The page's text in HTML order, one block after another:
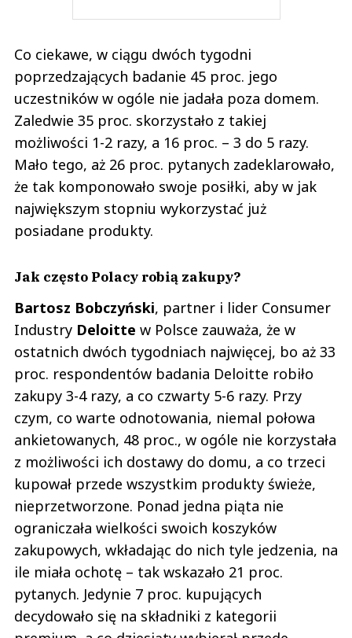
Co ciekawe, w ciągu dwóch tygodni
poprzedzających badanie 45 proc. jego
uczestników w ogóle nie jadała poza domem.
Zaledwie 35 proc. skorzystało z takiej
możliwości 1-2 razy, a 16 proc. – 3 do 5 razy.
Mało tego, aż 26 proc. pytanych zadeklarowało,
że tak komponowało swoje posiłki, aby w jak
największym stopniu wykorzystać już
posiadane produkty.
Jak często Polacy robią zakupy?
Bartosz Bobczyński, partner i lider Consumer
Industry Deloitte w Polsce zauważa, że w
ostatnich dwóch tygodniach najwięcej, bo aż 33
proc. respondentów badania Deloitte robiło
zakupy 3-4 razy, a co czwarty 5-6 razy. Przy
czym, co warte odnotowania, niemal połowa
ankietowanych, 48 proc., w ogóle nie korzystała
z możliwości ich dostawy do domu, a co trzeci
kupował przede wszystkim produkty świeże,
nieprzetworzone. Ponad jedna piąta nie
ograniczała wielkości swoich koszyków
zakupowych, wkładając do nich tyle jedzenia, na
ile miała ochotę – tak wskazało 21 proc.
pytanych. Jedynie 7 proc. kupujących
decydowało się na składniki z kategorii